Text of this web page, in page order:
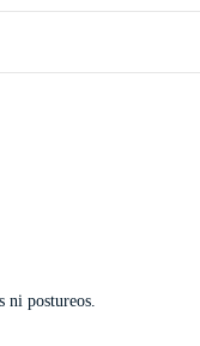
ni postureos.